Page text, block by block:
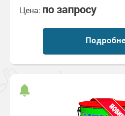
Цена: по запросу